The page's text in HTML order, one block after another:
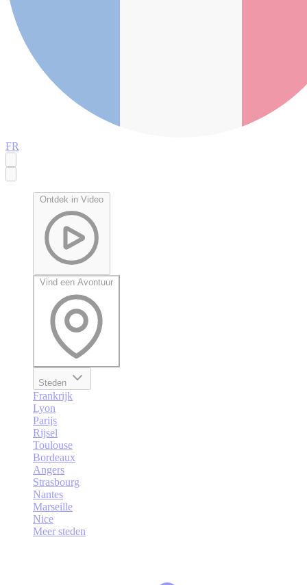
FR
Ontdek in Video
Vind een Avontuur
Steden
Frankrijk
Lyon
Parijs
Rijsel
Toulouse
Bordeaux
Angers
Strasbourg
Nantes
Marseille
Nice
Meer steden